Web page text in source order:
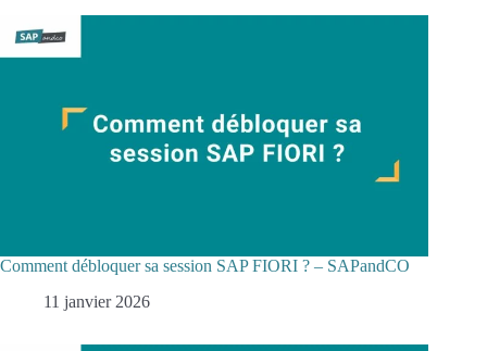
Comment débloquer sa session SAP FIORI ? – SAPandCO
11 janvier 2026